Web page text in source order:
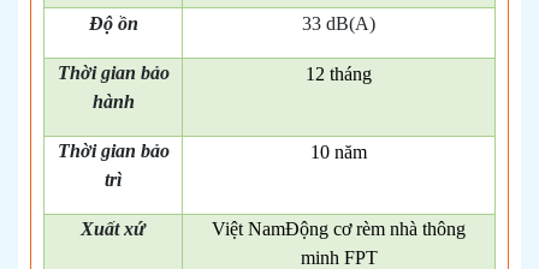
Độ ồn 33 dB(A)
Thời gian bảo
hành
12 tháng
Thời gian bảo
trì
10 năm
Xuất xứ
Việt NamĐộng cơ rèm nhà thông
minh FPT